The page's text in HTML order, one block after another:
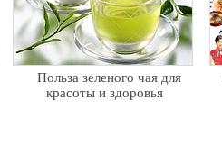
Польза зеленого чая для
красоты и здоровья